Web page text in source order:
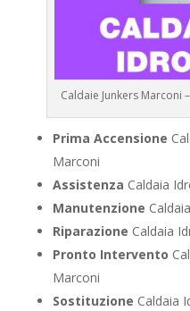
Caldaie Junkers Marconi
Prima Accensione
Marconi
Assistenza Caldaia
Manutenzione
Riparazione Caldaia
Pronto Intervento
Marconi
Sostituzione Caldaia